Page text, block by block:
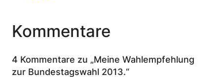
Kommentare
4 Kommentare zu „Meine Wahlempfehlung
zur Bundestagswahl 2013.“